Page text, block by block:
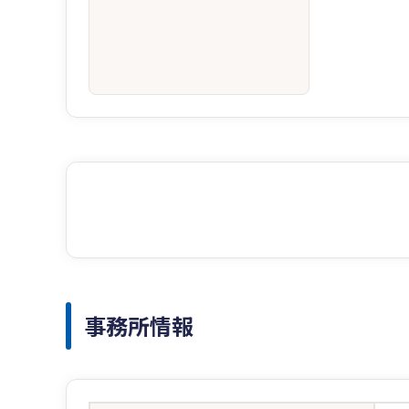
事務所情報